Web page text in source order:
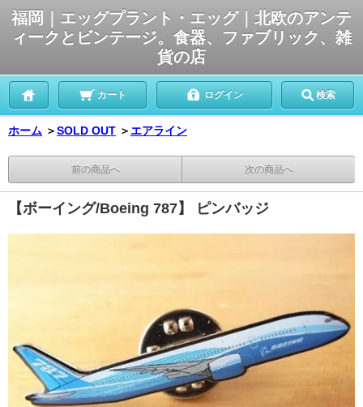
福岡｜エッグプラント・エッグ｜北欧のアンテ
ィークとビンテージ。食器、ファブリック、雑
貨の店
カート ログイン 検索
ホーム ＞SOLD OUT ＞ エアライン
前の商品へ 次の商品へ
【ボーイング/Boeing 787】 ピンバッジ